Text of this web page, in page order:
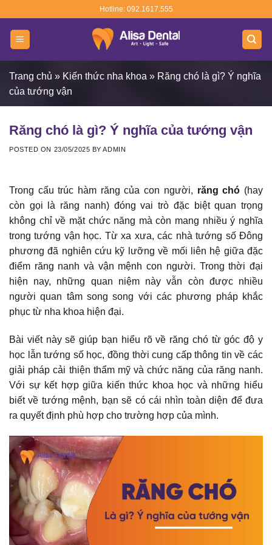
content
Hotline: 092.1617.555
Trang chủ » Kiến thức nha khoa » Răng chó là gì? Ý nghĩa
của tướng vận
Răng chó là gì? Ý nghĩa của tướng vận
POSTED ON 23/05/2025 BYADMIN
Trong cấu trúc hàm răng của con người, răng chó (hay
còn gọi là răng nanh) đóng vai trò đặc biệt quan trọng
không chỉ về mặt chức năng mà còn mang nhiều ý nghĩa
trong tướng vận học. Từ xa xưa, các nhà tướng số Đông
phương đã nghiên cứu kỹ lưỡng về mối liên hệ giữa đặc
điểm răng nanh và vận mệnh con người. Trong thời đại
hiện nay, những quan niệm này vẫn còn được nhiều
người quan tâm song song với các phương pháp khắc
phục từ nha khoa hiện đại.
Bài viết này sẽ giúp bạn hiểu rõ về răng chó từ góc độ y
học lẫn tướng số học, đồng thời cung cấp thông tin về các
giải pháp cải thiện thẩm mỹ và chức năng của răng nanh.
Với sự kết hợp giữa kiến thức khoa học và những hiểu
biết về tướng mệnh, bạn sẽ có cái nhìn toàn diện để đưa
ra quyết định phù hợp cho trường hợp của mình.